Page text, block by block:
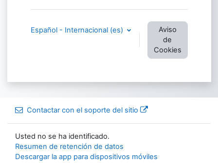
Español - Internacional ‎(es)‎
Aviso
de
Cookies
Contactar con el soporte del sitio
Usted no se ha identificado.
Resumen de retención de datos
Descargar la app para dispositivos móviles